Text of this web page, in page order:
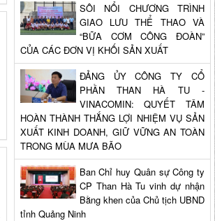
SÔI NỔI CHƯƠNG TRÌNH
GIAO LƯU THỂ THAO VÀ
“BỮA CƠM CÔNG ĐOÀN”
CỦA CÁC ĐƠN VỊ KHỐI SẢN XUẤT
ĐẢNG ỦY CÔNG TY CỔ
PHẦN THAN HÀ TU -
VINACOMIN: QUYẾT TÂM
HOÀN THÀNH THẮNG LỢI NHIỆM VỤ SẢN
XUẤT KINH DOANH, GIỮ VỮNG AN TOÀN
TRONG MÙA MƯA BÃO
Ban Chỉ huy Quân sự Công ty
CP Than Hà Tu vinh dự nhận
Bằng khen của Chủ tịch UBND
tỉnh Quảng Ninh